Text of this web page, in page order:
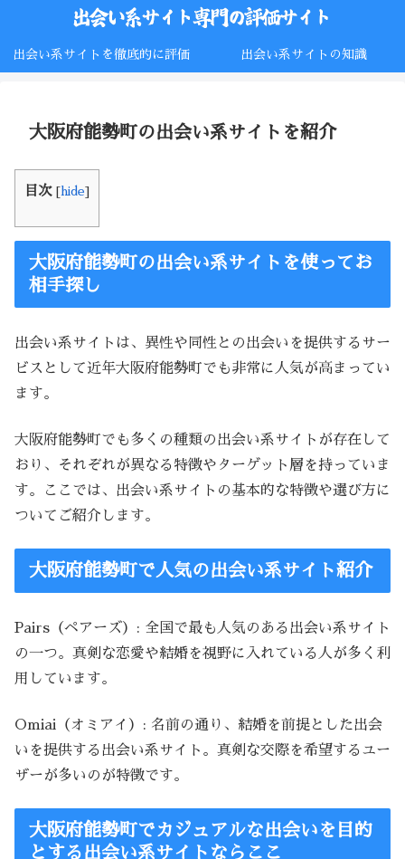
出会い系サイトを徹底的に評価 出会い系サイトの知識
大阪府能勢町の出会い系サイトを紹介
目次 [ hide]
大阪府能勢町の出会い系サイトを使ってお
相手探し
出会い系サイトは、異性や同性との出会いを提供するサー
ビスとして近年大阪府能勢町でも非常に人気が高まってい
ます。
大阪府能勢町でも多くの種類の出会い系サイトが存在して
おり、それぞれが異なる特徴やターゲット層を持っていま
す。ここでは、出会い系サイトの基本的な特徴や選び方に
ついてご紹介します。
大阪府能勢町で人気の出会い系サイト紹介
Pairs（ペアーズ）: 全国で最も人気のある出会い系サイト
の一つ。真剣な恋愛や結婚を視野に入れている人が多く利
用しています。
Omiai（オミアイ）: 名前の通り、結婚を前提とした出会
いを提供する出会い系サイト。真剣な交際を希望するユー
ザーが多いのが特徴です。
大阪府能勢町でカジュアルな出会いを目的
とする出会い系サイトならここ